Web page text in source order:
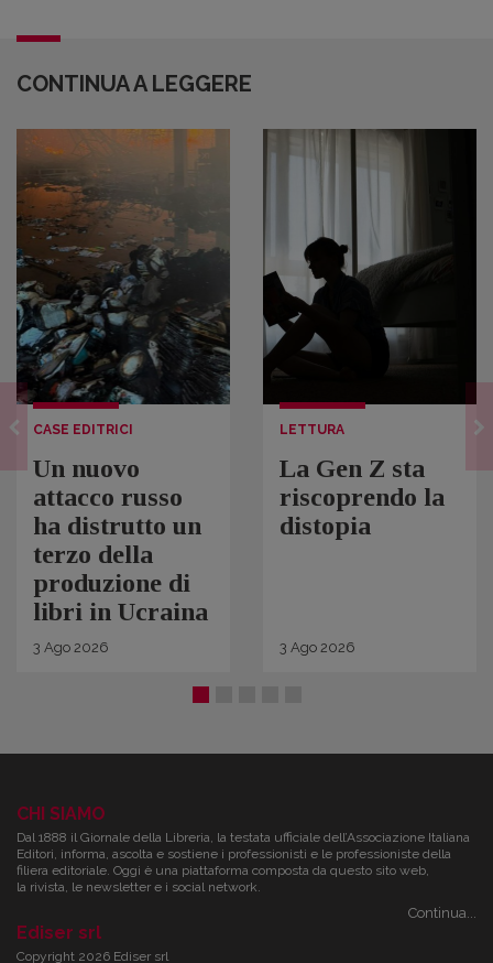
CONTINUA A LEGGERE
CASE EDITRICI
Un nuovo
attacco russo
ha distrutto un
terzo della
produzione di
libri in Ucraina
3 Ago 2026
LETTURA
La Gen Z sta
riscoprendo la
distopia
3 Ago 2026
CHI SIAMO
Dal 1888 il Giornale della Libreria, la testata ufficiale dell’Associazione Italiana
Editori, informa, ascolta e sostiene i professionisti e le professioniste della
filiera editoriale. Oggi è una piattaforma composta da questo sito web,
la rivista, le newsletter e i social network.
Continua...
Ediser srl
Copyright 2026 Ediser srl